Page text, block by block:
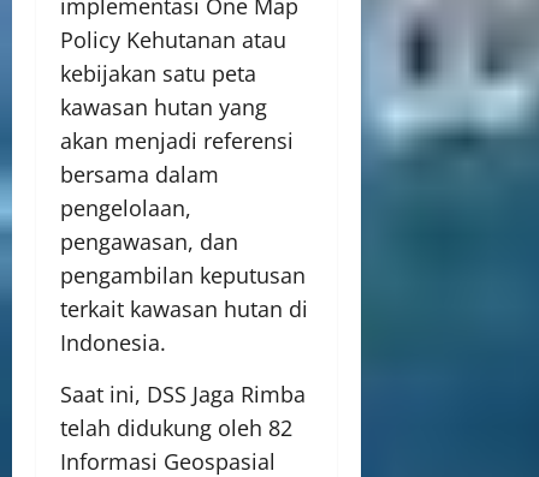
implementasi One Map
Policy Kehutanan atau
kebijakan satu peta
kawasan hutan yang
akan menjadi referensi
bersama dalam
pengelolaan,
pengawasan, dan
pengambilan keputusan
terkait kawasan hutan di
Indonesia.
Saat ini, DSS Jaga Rimba
telah didukung oleh 82
Informasi Geospasial